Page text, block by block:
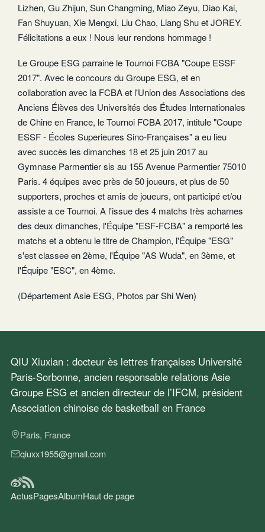
Lizhen, Gu Zhijun, Sun Changming, Miao Zeyu, Diao Kai,
Fan Shuyuan, Xie Mengxi, Liu Chao, Liang Shu et JOREY.
Félicitations a eux ! Nous leur rendons hommage !
Le Groupe ESG parraine le Tournoi FCBA "Coupe ESSF
2017". Avec le concours du Groupe ESG, et en
collaboration avec la FCBA et l'Union des Associations des
Anciens Élèves des Universités des Études Internationales
de Chine en France, le Tournoi FCBA 2017, intitule "Coupe
ESSF - Écoles Superieures Sino-Françaises" a eu lieu
avec succès les dimanches 18 et 25 juin 2017 au
Gymnase Parmentier sis au 155 Avenue Parmentier 75010
Paris. 4 équipes avec près de 50 joueurs, et plus de 50
supporters, proches et amis de joueurs, ont participé et/ou
assiste a ce Tournoi. A l'issue des 4 matchs très acharnes
des deux dimanches, l'Équipe "ESF-FCBA" a remporté les
matchs et a obtenu le titre de Champion, l'Équipe "ESG"
s'est classee en 2ème, l'Équipe "AS Wuda", en 3ème, et
l'Équipe "ESC", en 4ème.
(Département Asie ESG, Photos par Shi Wen)
QIU Xiuxian : docteur ès lettres françaises Université
Paris-Sorbonne, ancien responsable relations Asie
Groupe ESG et ancien directeur de l’IFCM, président
Association chinoise de basketball en France
Paris, France
qiuxx1955@gmail.com
ActusPagesAlbumHaut de page